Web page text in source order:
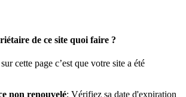
de ce site quoi faire ?
cette page c’est que votre site a été
non renouvelé: Vérifiez sa date d'expiration